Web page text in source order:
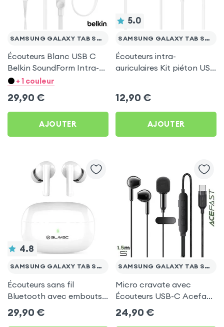
SAMSUNG GALAXY TAB S7 FE
Écouteurs Blanc USB C
Belkin SoundForm Intra-
auriculaires avec Micro
Tab S7 FE
+ 1 couleur
29,90 €
AJOUTER
5.0
SAMSUNG GALAXY TAB S7 FE
Écouteurs intra-
auriculaires Kit piéton USB
FE
12,90 €
AJOUTER
4.8
SAMSUNG GALAXY TAB S7 FE
Écouteurs sans fil
Bluetooth avec embouts
intra-auriculaires - Blanc
pour Samsung Galaxy
29,90 €
SAMSUNG GALAXY TAB S7 FE
Micro cravate avec
Écouteurs USB-C Acefast
Noir pour Samsung
Galaxy Tab S7 FE
24,90 €